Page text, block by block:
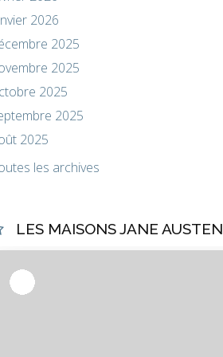
2026
2025
2025
2025
2025
2025
les archives
LES MAISONS JANE AUSTEN